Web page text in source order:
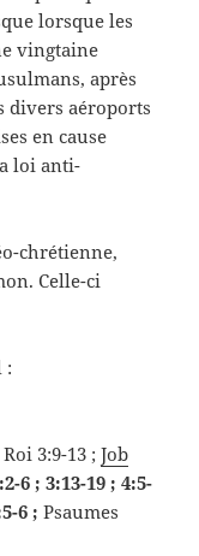
lorsque les
vingtaine
après
divers aéroports
en cause
loi anti-
chrétienne,
Celle-ci
:
Roi 3:9-13 ;Job
6 ; 3:13-19 ; 4:5-
6 ; Psaumes